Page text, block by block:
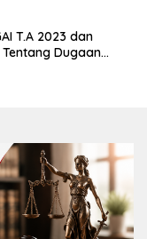
T.A 2023 dan
Dugaan